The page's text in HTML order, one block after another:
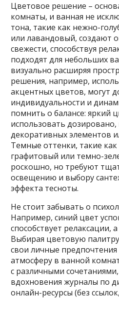
Цветовое решение –
комнаты, и ванная не
тона, такие как нежно-
или лавандовый, создают
свежести, способствуя
подходят для небольших
визуально расширяя
решения, например,
акцентных цветов, могут
индивидуальности и
помнить о балансе: яркий
использовать
декоративных элементов
Темные оттенки, такие как
графитовый или темно-
роскошно, но требуют
освещению и выбору
эффекта тесноты.
Не стоит забывать о
Например, синий цвет
способствует релаксации,
Выбирая цветовую
свои личные
атмосферу в ванной
с различными
вдохновения журналы по
онлайн-ресурсы (без